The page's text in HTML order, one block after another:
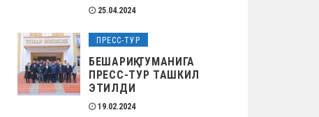
25.04.2024
ПРЕСС-ТУР
БЕШАРИҚ ТУМАНИГА
ПРЕСС-ТУР ТАШКИЛ
ЭТИЛДИ
19.02.2024